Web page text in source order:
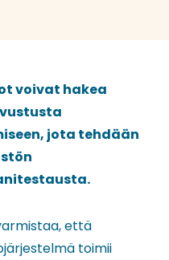
voivat hakea
jota tehdään
että
toimii